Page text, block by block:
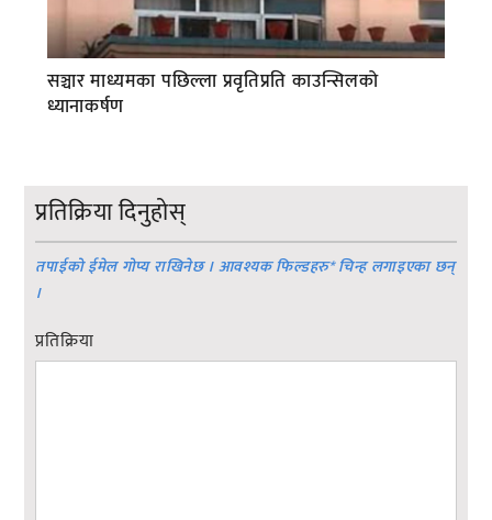
सञ्चार माध्यमका पछिल्ला प्रवृतिप्रति काउन्सिलको
ध्यानाकर्षण
प्रतिक्रिया दिनुहोस्
तपाईको ईमेल गोप्य राखिनेछ । आवश्यक फिल्डहरु*चिन्ह लगाइएका छन्
।
प्रतिक्रिया